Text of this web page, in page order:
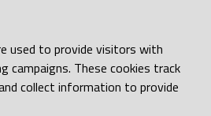
used to provide visitors with
campaigns. These cookies track
collect information to provide